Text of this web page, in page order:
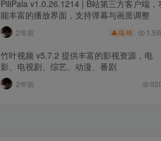
PiliPala v1.0.26.1214 | B站第三方客户端，
能丰富的播放界面，支持弹幕与画质调整
2年前 10
竹叶视频 v5.7.2 提供丰富的影视资源，电
影、电视剧、综艺、动漫、番剧
2年前